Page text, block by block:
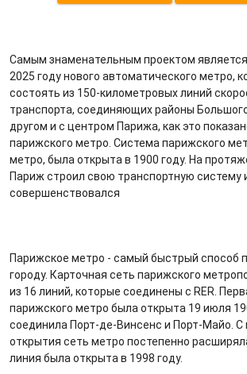
Самым знаменательным проектом
2025 году нового автоматического метро,
состоять из 150-километровых линий
транспорта, соединяющих районы
другом и с центром Парижа, как это
парижского метро. Система парижского
метро, была открыта в 1900 году. На
Париж строил свою транспортную систему
совершенствовался
Парижское метро - самый быстрый способ
городу. Карточная сеть парижского
из 16 линий, которые соединены с RER.
парижского метро была открыта 19 июля
соединила Порт-де-Винсенс и Порт-Майо. С
открытия сеть метро постепенно
линия была открыта в 1998 году.